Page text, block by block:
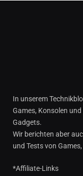
In unserem
Games, Konsolen
Gadgets.
Wir berichten aber
und Tests von
*Affiliate-Links